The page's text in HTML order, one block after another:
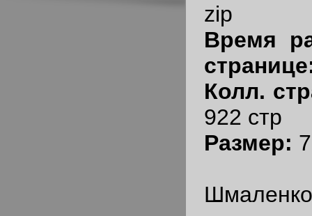
zip
Время
Колл.
922 стр
Размер: